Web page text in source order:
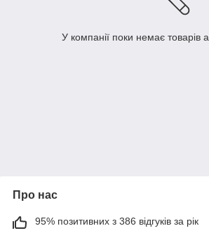
У компанії поки немає товарів
Про нас
95% позитивних з 386 відгуків за рік